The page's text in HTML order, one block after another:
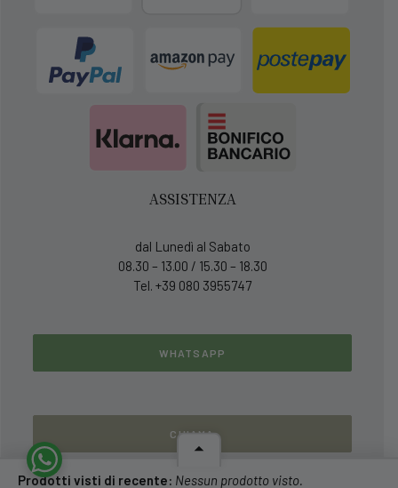
ASSISTENZA
dal Lunedì al Sabato
08.30 – 13.00 / 15.30 – 18.30
Tel. +39 080 3955747
WHATSAPP
CHIAMA
Prodotti visti di recente: Nessun prodotto visto.